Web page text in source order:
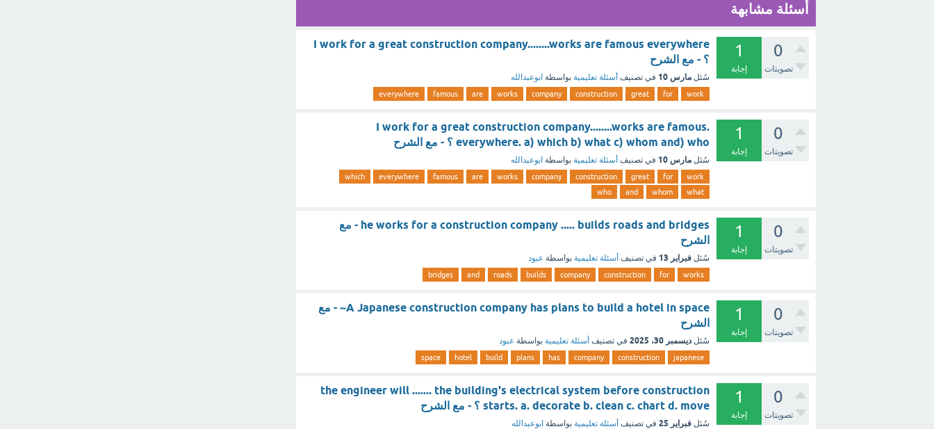
أسئلة مشابهة
0
تصويتات
1
إجابة
I work for a great construction company........works are famous everywhere
؟ - مع الشرح
سُئل مارس 10 في تصنيف أسئلة تعليمية بواسطة ابوعبدالله
work
for
great
construction
company
works
are
famous
everywhere
0
تصويتات
1
إجابة
.I work for a great construction company........works are famous
everywhere. a) which b) what c) whom and) who ؟ - مع الشرح
سُئل مارس 10 في تصنيف أسئلة تعليمية بواسطة ابوعبدالله
work
for
great
construction
company
works
are
famous
everywhere
which
what
whom
and
who
0
تصويتات
1
إجابة
he works for a construction company ..... builds roads and bridges - مع
الشرح
سُئل فبراير 13 في تصنيف أسئلة تعليمية بواسطة عبود
works
for
construction
company
builds
roads
and
bridges
0
تصويتات
1
إجابة
A Japanese construction company has plans to build a hotel in space~ - مع
الشرح
سُئل ديسمبر 30، 2025 في تصنيف أسئلة تعليمية بواسطة عبود
japanese
construction
company
has
plans
build
hotel
space
0
تصويتات
1
إجابة
the engineer will ....... the building's electrical system before construction
starts. a. decorate b. clean c. chart d. move ؟ - مع الشرح
سُئل فبراير 25 في تصنيف أسئلة تعليمية بواسطة ابوعبدالله